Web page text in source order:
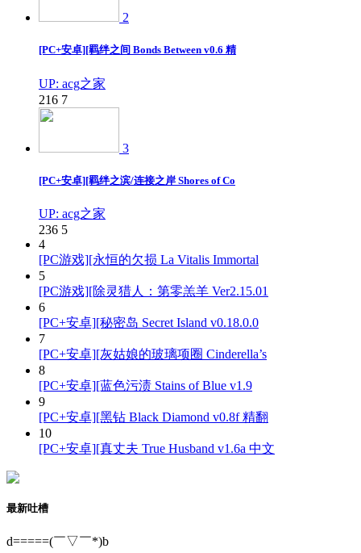
2
[PC+安卓][羁绊之间 Bonds Between v0.6 精
UP: acg之家
216 7
3
[PC+安卓][羁绊之滨/连接之岸 Shores of Co
UP: acg之家
236 5
4
[PC游戏][永恒的欠损 La Vitalis Immortal
5
[PC游戏][除灵猎人：第零羔羊 Ver2.15.01
6
[PC+安卓][秘密岛 Secret Island v0.18.0.0
7
[PC+安卓][灰姑娘的玻璃项圈 Cinderella’s
8
[PC+安卓][蓝色污渍 Stains of Blue v1.9
9
[PC+安卓][黑钻 Black Diamond v0.8f 精翻
10
[PC+安卓][真丈夫 True Husband v1.6a 中文
最新吐槽
d=====(￣▽￣*)b